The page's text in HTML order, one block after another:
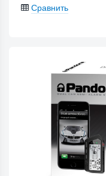
Сравнить